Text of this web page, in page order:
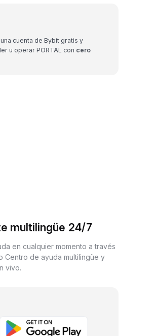
cuenta de Bybit gratis y
u operar PORTAL con cero
multilingüe 24/7
en cualquier momento a través
Centro de ayuda multilingüe y
vivo.